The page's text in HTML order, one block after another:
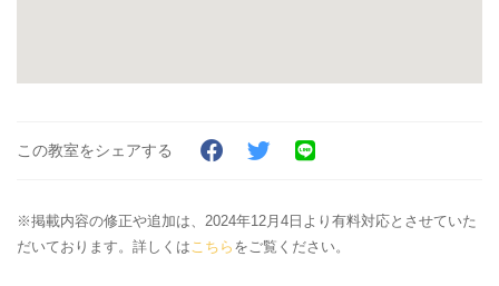
この教室をシェアする
※掲載内容の修正や追加は、2024年12月4日より有料対応とさせていた
だいております。詳しくはこちら をご覧ください。